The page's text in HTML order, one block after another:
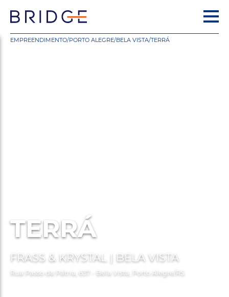
EMPREENDIMENTO/PORTO ALEGRE/BELA VISTA/TERRÁ
TERRÁ
FRASS & KRYSTAL | BELA VISTA
Rua Passo da Pátria, 637 - Bela Vista, Porto Alegre/RS